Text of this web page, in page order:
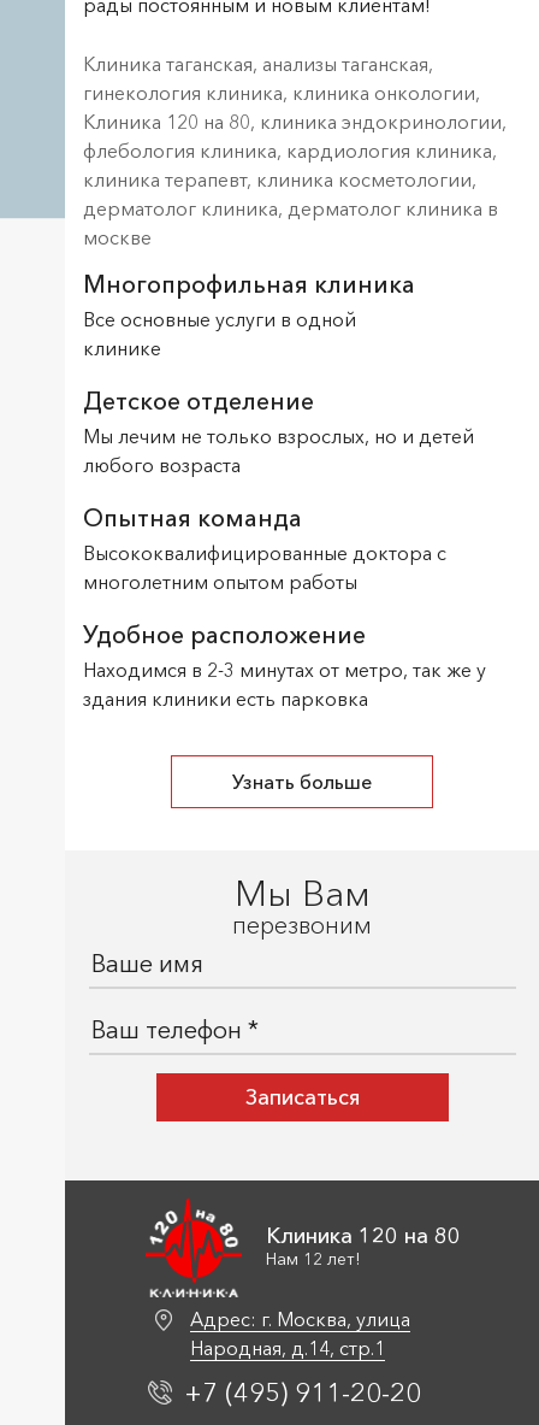
рады постоянным и новым клиентам!
Клиника таганская, анализы таганская,
гинекология клиника, клиника онкологии,
Клиника 120 на 80, клиника эндокринологии,
флебология клиника, кардиология клиника,
клиника терапевт, клиника косметологии,
дерматолог клиника, дерматолог клиника в
москве
Многопрофильная клиника
Все основные услуги в одной
клинике
Детское отделение
Мы лечим не только взрослых, но и детей
любого возраста
Опытная команда
Высококвалифицированные доктора с
многолетним опытом работы
Удобное расположение
Находимся в 2-3 минутах от метро, так же у
здания клиники есть парковка
Узнать больше
Мы Вам
перезвоним
Клиника 120 на 80
Нам 12 лет!
Адрес: г. Москва, улица
Народная, д.14, стр.1
+7 (495) 911 -20-20